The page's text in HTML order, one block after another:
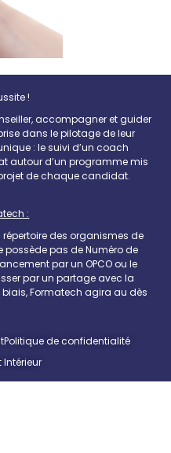
!
accompagner et guider
dans le pilotage de leur
: le suivi d’un coach
autour d’un programme mis
de chaque candidat.
:
des organismes de
pas de Numéro de
par un OPCO ou le
par un partage avec la
Formatech agira au dès
Politique de confidentialité
Intérieur